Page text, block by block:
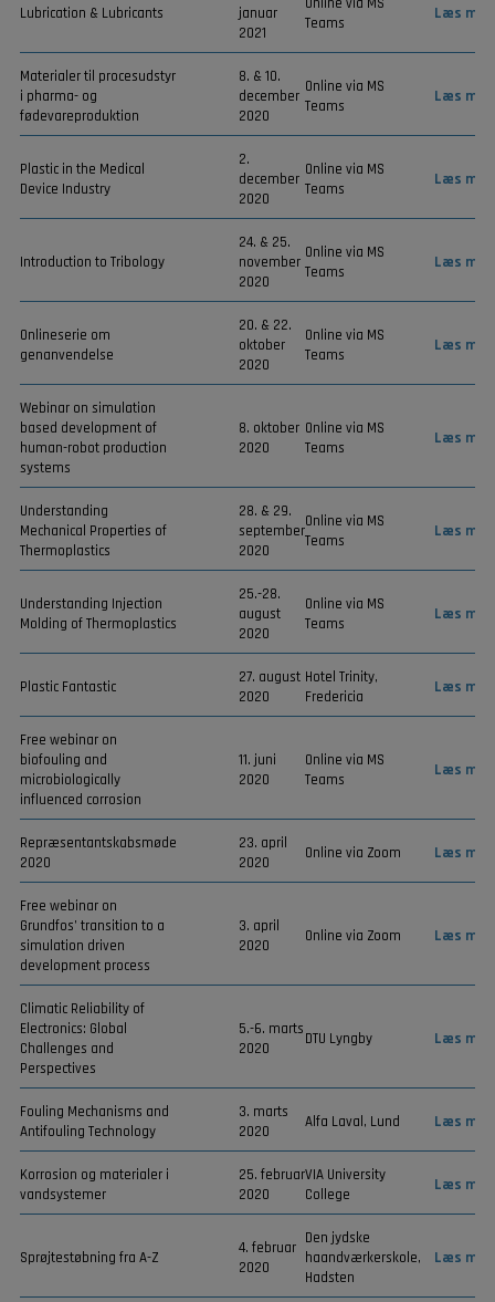
Lubrication & Lubricants
januar
2021
Teams
Læs
Materialer til procesudstyr
i pharma- og
fødevareproduktion
8. & 10.
december
2020
Online via MS
Teams
Læs
Plastic in the Medical
Device Industry
2.
december
2020
Online via MS
Teams
Læs
Introduction to Tribology
24. & 25.
november
2020
Online via MS
Teams
Læs
Onlineserie om
genanvendelse
20. & 22.
oktober
2020
Online via MS
Teams
Læs
Webinar on simulation
based development of
human-robot production
systems
8. oktober
2020
Online via MS
Teams
Læs
Understanding
Mechanical Properties of
Thermoplastics
28. & 29.
september
2020
Online via MS
Teams
Læs
Understanding Injection
Molding of Thermoplastics
25.-28.
august
2020
Online via MS
Teams
Læs
Plastic Fantastic
27. august
2020
Hotel Trinity,
Fredericia
Læs
Free webinar on
biofouling and
microbiologically
influenced corrosion
11. juni
2020
Online via MS
Teams
Læs
Repræsentantskabsmøde
2020
23. april
2020
Online via Zoom Læs
Free webinar on
Grundfos’ transition to a
simulation driven
development process
3. april
2020
Online via Zoom Læs
Climatic Reliability of
Electronics: Global
Challenges and
Perspectives
5.-6. marts
2020
DTU Lyngby Læs
Fouling Mechanisms and
Antifouling Technology
3. marts
2020
Alfa Laval, Lund Læs
Korrosion og materialer i
vandsystemer
25. februar
2020
VIA University
College
Læs
Sprøjtestøbning fra A-Z
4. februar
2020
Den jydske
haandværkerskole,
Hadsten
Læs